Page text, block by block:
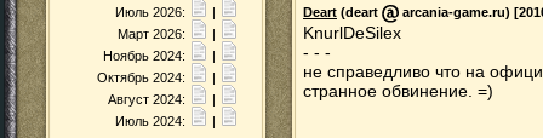
Июль 2026:
|
Март 2026:
|
Ноябрь 2024:
|
Октябрь 2024:
|
Август 2024:
|
Июль 2024:
|
Deart (deart arcania-game.ru)
KnurlDeSilex
- - -
не справедливо что на
странное обвинение. =)